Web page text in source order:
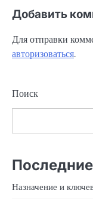
Добавить
Для отправки
авторизоваться.
Поиск
Назначение и